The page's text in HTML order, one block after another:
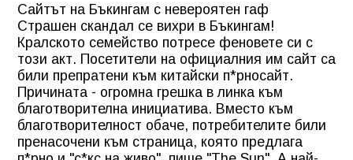
Сайтът на Бъкингам с невероятен гаф
Страшен скандал се вихри в Бъкингам!
Кралското семейство потресе феновете си с
този акт. Посетители на официалния им сайт са
били препратени към китайски п*рносайт.
Причината - огромна грешка в линка към
благотворителна инициатива. Вместо към
благотворителност обаче, потребителите били
пренасочени към страница, която предлага